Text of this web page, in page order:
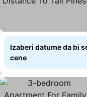
Izaberi datume da bi
cene